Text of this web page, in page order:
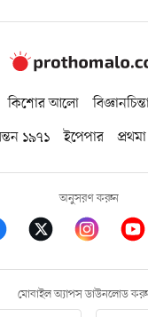
কিশোর আলো
১৯৭১ ইপেপার প্রথমা
অনুসরণ করুন
মোবাইল অ্যাপস ডাউনলোড